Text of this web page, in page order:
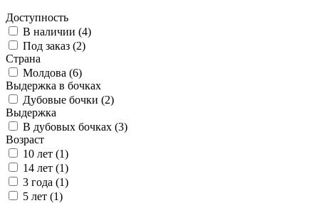
Доступность
В наличии (4)
Под заказ (2)
Страна
Молдова (6)
Выдержка в бочках
Дубовые бочки (2)
Выдержка
В дубовых бочках (3)
Возраст
10 лет (1)
14 лет (1)
3 года (1)
5 лет (1)